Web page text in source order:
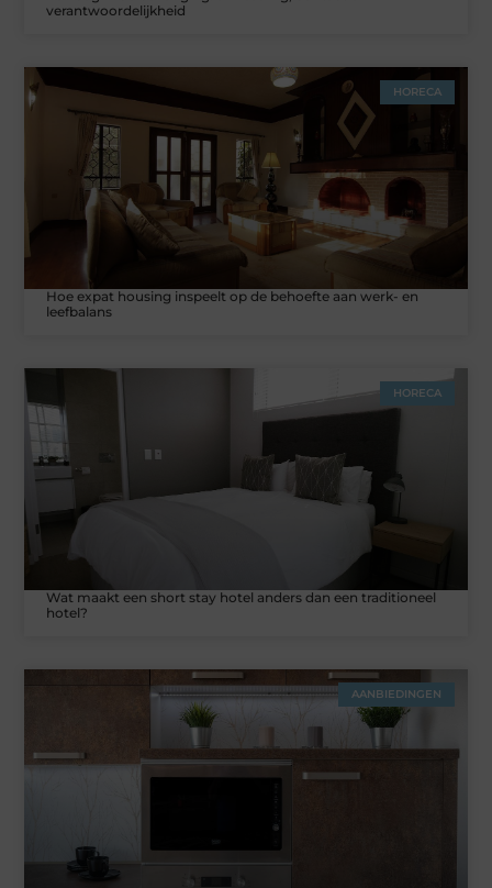
verantwoordelijkheid
HORECA
Hoe expat housing inspeelt op de behoefte aan werk- en
leefbalans
HORECA
Wat maakt een short stay hotel anders dan een traditioneel
hotel?
AANBIEDINGEN